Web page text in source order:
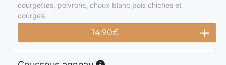
courgettes, poivrons, choux blanc pois chiches et
courges.
14.90€